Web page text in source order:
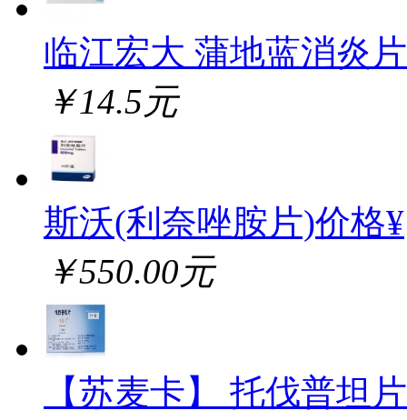
临江宏大 蒲地蓝消炎片
￥14.5元
斯沃(利奈唑胺片)价格¥
￥550.00元
【苏麦卡】 托伐普坦片